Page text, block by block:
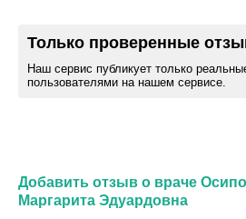
Только проверенные
Наш сервис публикует только
пользователями на нашем сервисе.
Добавить отзыв о враче
Маргарита Эдуардовна